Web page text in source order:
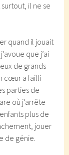
il ne se
quand il jouait
que j’ai
de grands
cœur a failli
parties de
où j’arrête
plus de
jouer
de génie.